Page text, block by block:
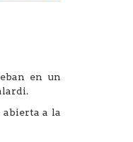
en un
a la